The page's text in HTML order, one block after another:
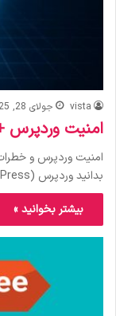
vista جولای 28, 2025
امنیت وردپرس
امنیت وردپرس و
بدانید وردپرس (WordPress) تنها یک سیستم مدیریت محتوا…
بیشتر بخوانید »